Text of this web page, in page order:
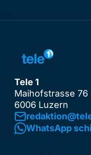
Tele 1
Maihofstrasse 76
6006 Luzern
WhatsApp